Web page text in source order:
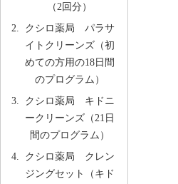
（2回分）
クシロ薬局 パラサ
イトクリーンズ（初
めての方用の18日間
のプログラム）
クシロ薬局 キドニ
ークリーンズ（21日
間のプログラム）
クシロ薬局 クレン
ジングセット（キド